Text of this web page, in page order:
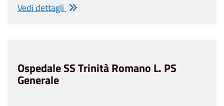
Vedi dettagli
Ospedale SS Trinità Romano L. PS
Generale